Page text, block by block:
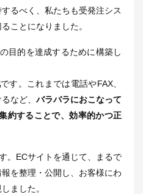
るべく、私たちも受発注シス
ことになりました。
目的を達成するために構築し
です。これまでは電話やFAX、
など、 バラバラにおこなって
約することで、効率的かつ正
。ECサイトを通じて、まるで
を整理・公開し、お客様にわ
ました。